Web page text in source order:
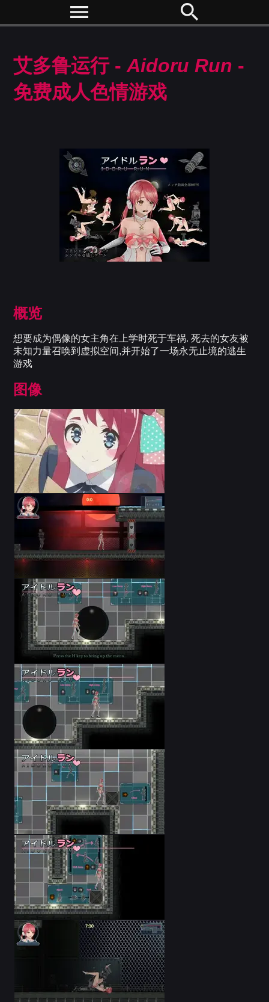
menu search
艾多鲁运行 -Aidoru Run -
免费成人色情游戏
概览
想要成为偶像的女主角在上学时死于车祸. 死去的女友被
未知力量召唤到虚拟空间,并开始了一场永无止境的逃生
游戏
图像